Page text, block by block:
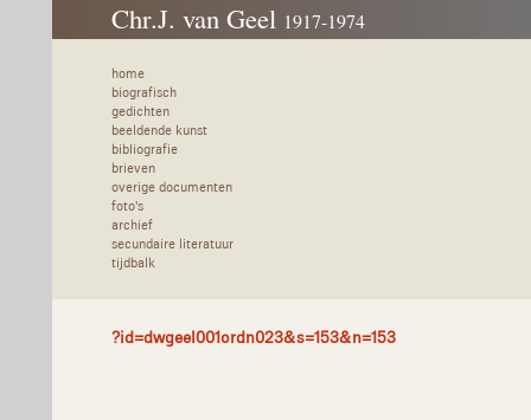
Chr.J. van Geel 1917-1974
home
biografisch
gedichten
beeldende kunst
bibliografie
brieven
overige documenten
foto's
archief
secundaire literatuur
tijdbalk
?id=dwgeel001ordn023&s=153&n=153